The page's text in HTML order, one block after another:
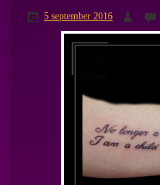
5 september 2016